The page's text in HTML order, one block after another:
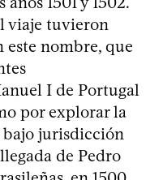
viaje tuvieron
este nombre, que
I de Portugal
por explorar la
bajo jurisdicción
de Pedro